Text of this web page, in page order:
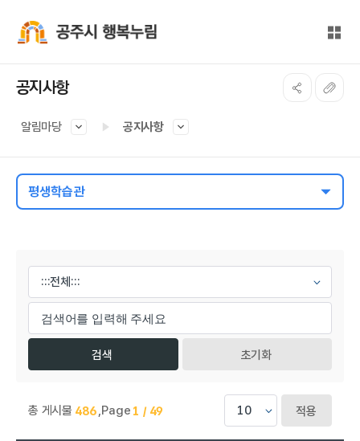
전체
공지사항
알림마당 공지사항
평생학습관
초기화
총 게시물 486 ,Page 1 / 49 적용